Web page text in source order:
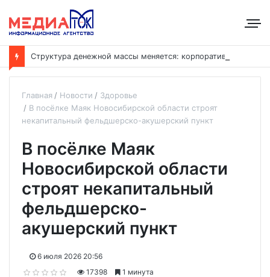
Главная Новости
Здоровье
В посёлке Маяк Новосибирской области строят
некапитальный фельдшерско-акушерский пункт
В посёлке Маяк
Новосибирской области
строят некапитальный
фельдшерско-
акушерский пункт
6 июля 2026 20:56
17398
1 минута